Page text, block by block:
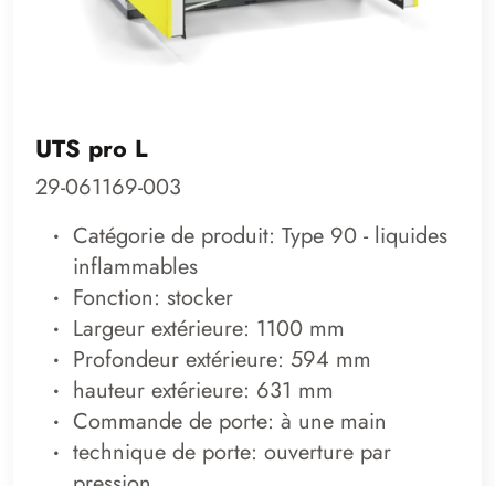
UTS pro L
29-061169-003
Catégorie de produit: Type 90 - liquides
inflammables
Fonction: stocker
Largeur extérieure: 1100 mm
Profondeur extérieure: 594 mm
hauteur extérieure: 631 mm
Commande de porte: à une main
technique de porte: ouverture par